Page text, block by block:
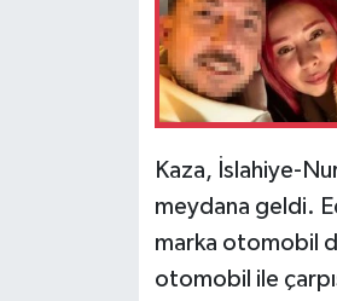
Kaza, İslahiye-
meydana geldi.
marka otomobil
otomobil ile